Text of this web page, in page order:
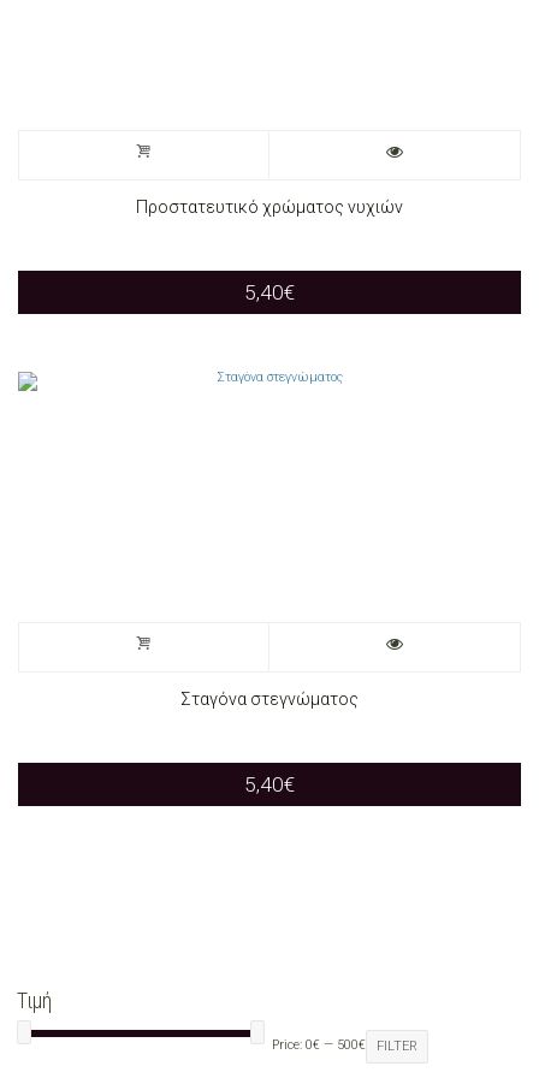
Προστατευτικό χρώματος νυχιών
5,40€
Σταγόνα στεγνώματος
5,40€
Τιμή
FILTER
Price:0€ — 500€